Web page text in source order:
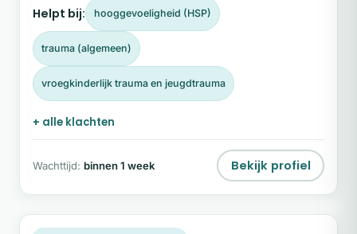
Helpt bij: hooggevoeligheid (HSP)
trauma (algemeen)
vroegkinderlijk trauma en jeugdtrauma
+ alle klachten
Wachttijd: binnen 1 week Bekijk profiel